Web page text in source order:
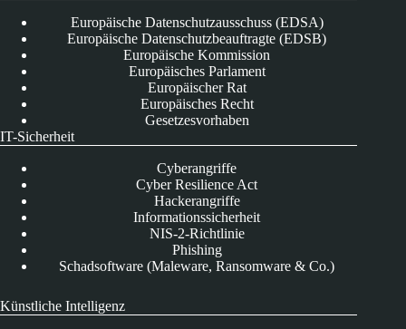
Europäische Datenschutzausschuss (EDSA)
Europäische Datenschutzbeauftragte (EDSB)
Europäische Kommission
Europäisches Parlament
Europäischer Rat
Europäisches Recht
Gesetzesvorhaben
IT-Sicherheit
Cyberangriffe
Cyber Resilience Act
Hackerangriffe
Informationssicherheit
NIS-2-Richtlinie
Phishing
Schadsoftware (Maleware, Ransomware & Co.)
Künstliche Intelligenz